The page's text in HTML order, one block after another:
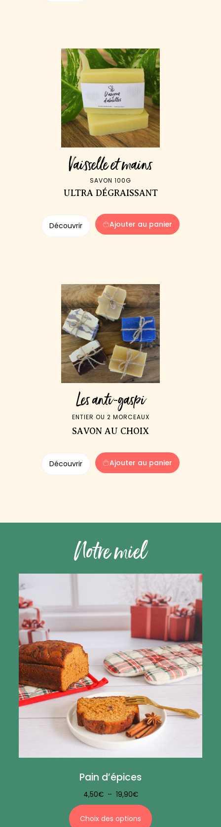
Vaisselle et mains
SAVON 100G
ULTRA DÉGRAISSANT
Découvrir Ajouter au panier
Les anti-gaspi
ENTIER OU 2 MORCEAUX
SAVON AU CHOIX
Découvrir Ajouter au panier
Notre miel
Pain d’épices
4,50€ – 19,90€
Choix des options